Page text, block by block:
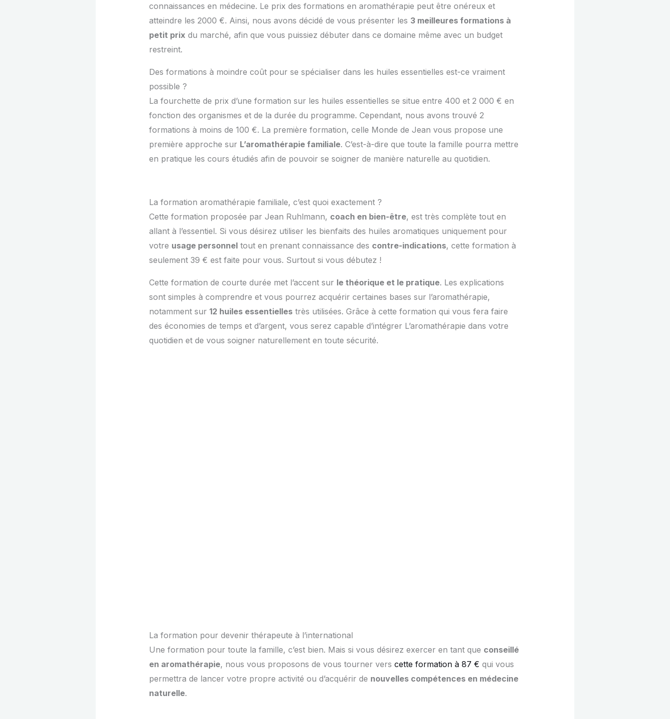
connaissances en médecine. Le prix des formations en aromathérapie peut être onéreux et
atteindre les 2000 €. Ainsi, nous avons décidé de vous présenter les 3 meilleures formations à
petit prix du marché, afin que vous puissiez débuter dans ce domaine même avec un budget
restreint.
Des formations à moindre coût pour se spécialiser dans les huiles essentielles est-ce vraiment
possible ?
La fourchette de prix d’une formation sur les huiles essentielles se situe entre 400 et 2 000 € en
fonction des organismes et de la durée du programme. Cependant, nous avons trouvé 2
formations à moins de 100 €. La première formation, celle Monde de Jean vous propose une
première approche sur L’aromathérapie familiale. C’est-à-dire que toute la famille pourra mettre
en pratique les cours étudiés afin de pouvoir se soigner de manière naturelle au quotidien.
La formation aromathérapie familiale, c’est quoi exactement ?
Cette formation proposée par Jean Ruhlmann, coach en bien-être, est très complète tout en
allant à l’essentiel. Si vous désirez utiliser les bienfaits des huiles aromatiques uniquement pour
votre usage personneltout en prenant connaissance des contre-indications, cette formation à
seulement 39 € est faite pour vous. Surtout si vous débutez !
Cette formation de courte durée met l’accent sur le théorique et le pratique. Les explications
sont simples à comprendre et vous pourrez acquérir certaines bases sur l’aromathérapie,
notamment sur 12 huiles essentiellestrès utilisées. Grâce à cette formation qui vous fera faire
des économies de temps et d’argent, vous serez capable d’intégrer L’aromathérapie dans votre
quotidien et de vous soigner naturellement en toute sécurité.
La formation pour devenir thérapeute à l’international
Une formation pour toute la famille, c’est bien. Mais si vous désirez exercer en tant que conseillé
en aromathérapie, nous vous proposons de vous tourner vers cette formation à 87 € qui vous
permettra de lancer votre propre activité ou d’acquérir de nouvelles compétences en médecine
naturelle.